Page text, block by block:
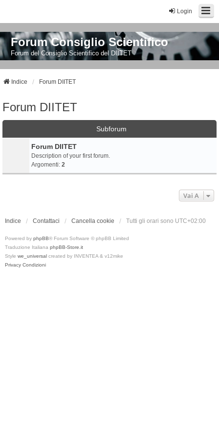
Login
Forum Consiglio Scientifico
Forum del Consiglio Scientifico del DIITET
Indice Forum DIITET
Forum DIITET
Subforum
Forum DIITET
Description of your first forum.
Argomenti: 2
Vai A
Indice Contattaci Cancella cookie Tutti gli orari sono UTC+02:00
Powered by phpBB® Forum Software © phpBB Limited
Traduzione Italiana phpBB-Store.it
Style we_universal created by INVENTEA & v12mike
Privacy Condizioni